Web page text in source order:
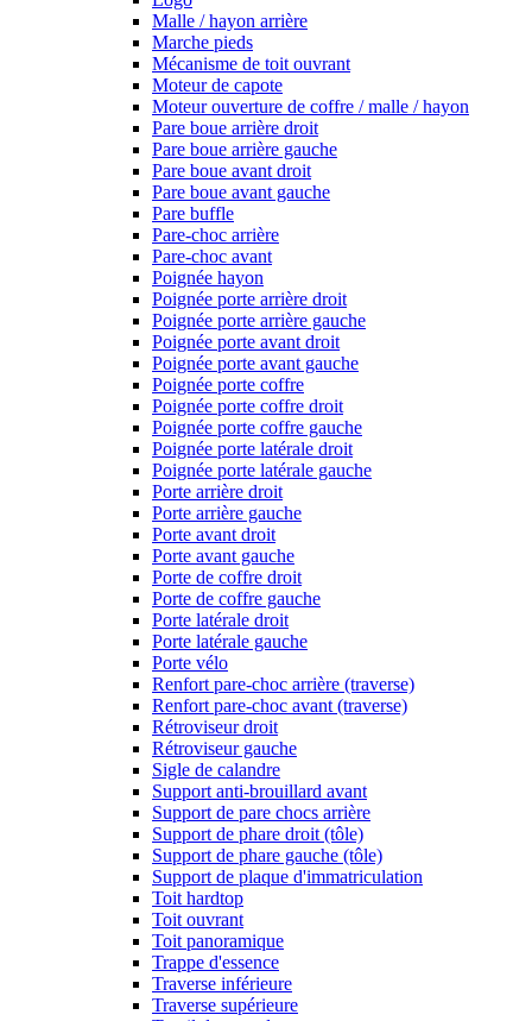
Malle / hayon arrière
Marche pieds
Mécanisme de toit ouvrant
Moteur de capote
Moteur ouverture de coffre / malle / hayon
Pare boue arrière droit
Pare boue arrière gauche
Pare boue avant droit
Pare boue avant gauche
Pare buffle
Pare-choc arrière
Pare-choc avant
Poignée hayon
Poignée porte arrière droit
Poignée porte arrière gauche
Poignée porte avant droit
Poignée porte avant gauche
Poignée porte coffre
Poignée porte coffre droit
Poignée porte coffre gauche
Poignée porte latérale droit
Poignée porte latérale gauche
Porte arrière droit
Porte arrière gauche
Porte avant droit
Porte avant gauche
Porte de coffre droit
Porte de coffre gauche
Porte latérale droit
Porte latérale gauche
Porte vélo
Renfort pare-choc arrière (traverse)
Renfort pare-choc avant (traverse)
Rétroviseur droit
Rétroviseur gauche
Sigle de calandre
Support anti-brouillard avant
Support de pare chocs arrière
Support de phare droit (tôle)
Support de phare gauche (tôle)
Support de plaque d'immatriculation
Toit hardtop
Toit ouvrant
Toit panoramique
Trappe d'essence
Traverse inférieure
Traverse supérieure